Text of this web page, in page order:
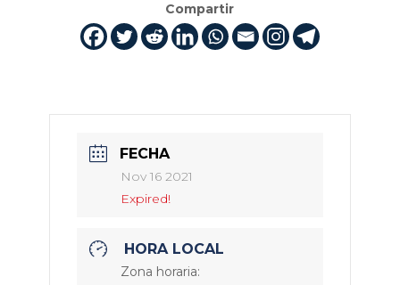
Compartir
FECHA
Nov 16 2021
Expired!
HORA LOCAL
Zona horaria: